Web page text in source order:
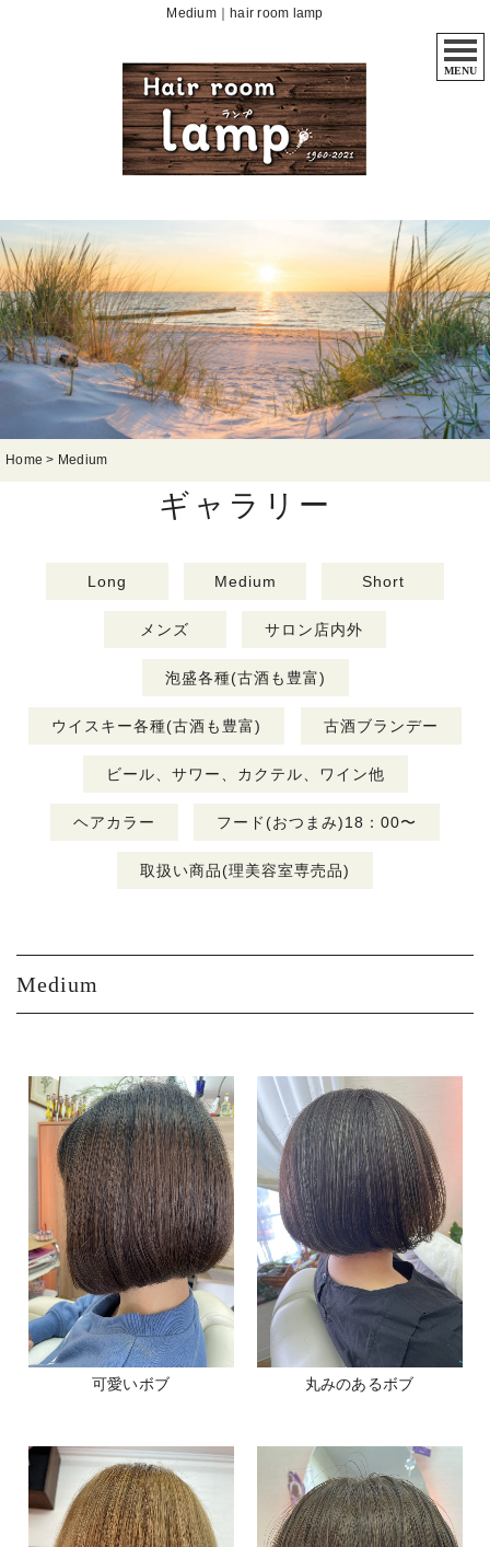
Medium｜hair room lamp
MENU
Home > Medium
ギャラリー
Long Medium Short
メンズ サロン店内外
泡盛各種(古酒も豊富)
ウイスキー各種(古酒も豊富) 古酒ブランデー
ビール、サワー、カクテル、ワイン他
ヘアカラー フード(おつまみ)18：00〜
取扱い商品(理美容室専売品)
Medium
可愛いボブ 丸みのあるボブ